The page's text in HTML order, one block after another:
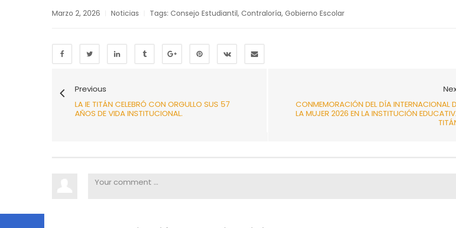
Marzo 2, 2026 Noticias Tags: Consejo Estudiantil, Contraloría, Gobierno Escolar
Previous
LA IE TITÁN CELEBRÓ CON ORGULLO SUS 57
AÑOS DE VIDA INSTITUCIONAL.
CONMEMORACIÓN DEL DÍA INTERNACIONAL
LA MUJER 2026 EN LA INSTITUCIÓN